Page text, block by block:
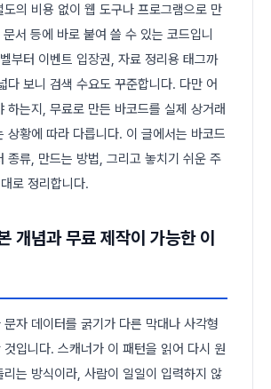
도의 비용 없이 웹 도구나 프로그램으로 만
서 등에 바로 붙여 쓸 수 있는 코드입니
부터 이벤트 입장권, 자료 정리용 태그까
다 보니 검색 수요도 꾸준합니다. 다만 어
하는지, 무료로 만든 바코드를 실제 상거래
상황에 따라 다릅니다. 이 글에서는 바코드
종류, 만드는 방법, 그리고 놓치기 쉬운 주
로 정리합니다.
개념과 무료 제작이 가능한 이
문자 데이터를 굵기가 다른 막대나 사각형
입니다. 스캐너가 이 패턴을 읽어 다시 원
리는 방식이라, 사람이 일일이 입력하지 않